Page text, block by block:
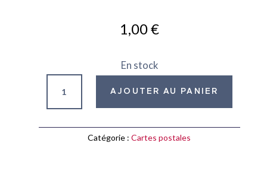
1,00€
En stock
AJOUTER AU PANIER
Catégorie :Cartes postales